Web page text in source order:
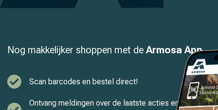
Nog makkelijker shoppen met de Armosa App
Scan barcodes en bestel direct!
Ontvang meldingen over de laatste acties en